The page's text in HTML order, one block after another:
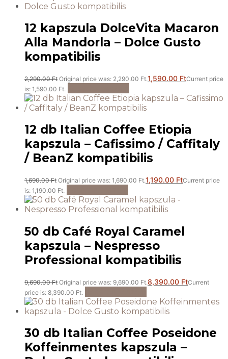
12 kapszula DolceVita Macaron
Alla Mandorla – Dolce Gusto
kompatibilis
2,290.00Ft Original price was: 2,290.00 Ft.1,590.00 FtCurrent price
is: 1,590.00 Ft.
12 db Italian Coffee Etiopia
kapszula – Cafissimo / Caffitaly
/ BeanZ kompatibilis
1,690.00Ft Original price was: 1,690.00 Ft.1,190.00 FtCurrent price
is: 1,190.00 Ft.
50 db Café Royal Caramel
kapszula – Nespresso
Professional kompatibilis
9,690.00Ft Original price was: 9,690.00 Ft.8,390.00 FtCurrent
price is: 8,390.00 Ft.
30 db Italian Coffee Poseidone
Koffeinmentes kapszula –